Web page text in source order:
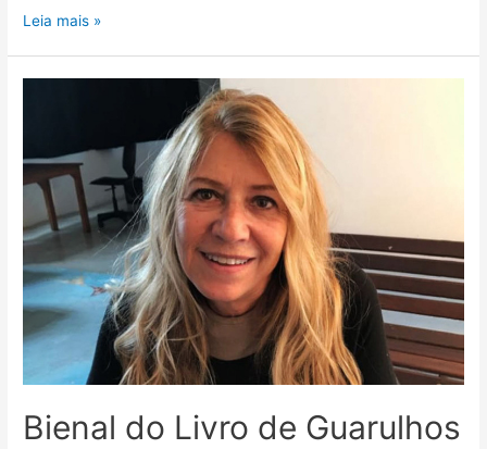
Leia mais »
Bienal do Livro de Guarulhos